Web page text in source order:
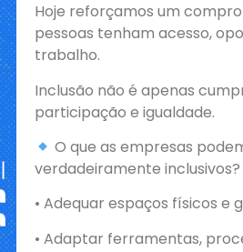
Hoje reforçamos um
pessoas tenham acesso,
trabalho.
Inclusão não é apenas
participação e igualdade.
O que as empresas
verdadeiramente inclusivos?
• Adequar espaços físicos e
• Adaptar ferramentas,